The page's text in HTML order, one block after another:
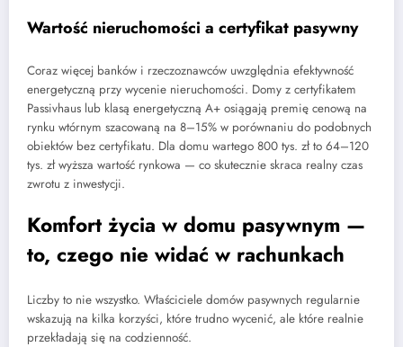
Wartość nieruchomości a certyfikat pasywny
Coraz więcej banków i rzeczoznawców uwzględnia efektywność
energetyczną przy wycenie nieruchomości. Domy z certyfikatem
Passivhaus lub klasą energetyczną A+ osiągają premię cenową na
rynku wtórnym szacowaną na 8–15% w porównaniu do podobnych
obiektów bez certyfikatu. Dla domu wartego 800 tys. zł to 64–120
tys. zł wyższa wartość rynkowa — co skutecznie skraca realny czas
zwrotu z inwestycji.
Komfort życia w domu pasywnym —
to, czego nie widać w rachunkach
Liczby to nie wszystko. Właściciele domów pasywnych regularnie
wskazują na kilka korzyści, które trudno wycenić, ale które realnie
przekładają się na codzienność.